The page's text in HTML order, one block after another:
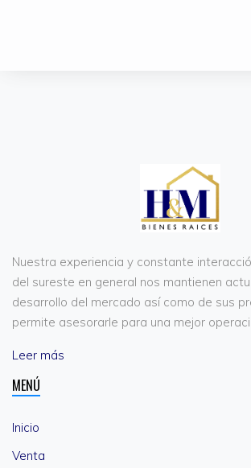
Nuestra experiencia y constante
del sureste en general nos mantienen
desarrollo del mercado así como de sus
permite asesorarle para una mejor
Leer más
MENÚ
Inicio
Venta